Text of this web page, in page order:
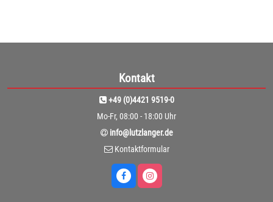
Kontakt
+49 (0)4421 9519-0
Mo-Fr, 08:00 - 18:00 Uhr
info@lutzlanger.de
Kontaktformular